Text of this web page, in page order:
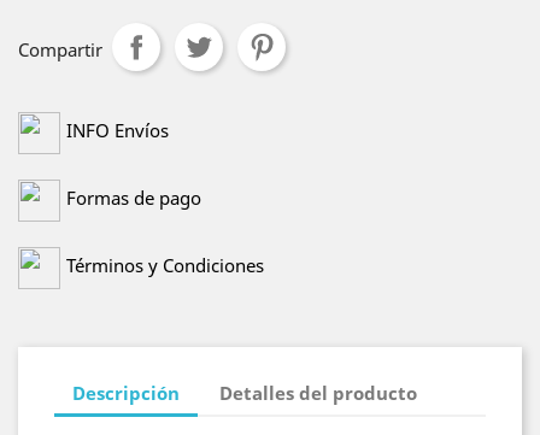
Compartir
INFO Envíos
Formas de pago
Términos y Condiciones
Descripción Detalles del producto